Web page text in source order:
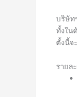
บริษัท
ทั้งใน
ตั้งนี้จ
รายล